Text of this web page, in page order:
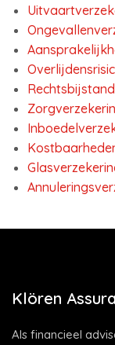
Klören
Als financieel